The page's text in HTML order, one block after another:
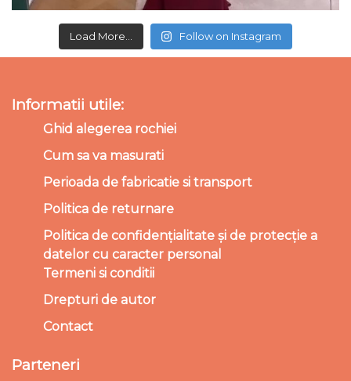
Load More... Follow on Instagram
Informatii utile:
Ghid alegerea rochiei
Cum sa va masurati
Perioada de fabricatie si transport
Politica de returnare
Politica de confidențialitate și de protecție a
datelor cu caracter personal
Termeni si conditii
Drepturi de autor
Contact
Parteneri